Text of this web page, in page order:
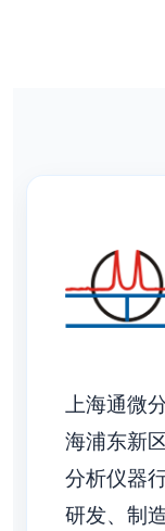
上海通微
海浦东新
分析仪器
研发、制